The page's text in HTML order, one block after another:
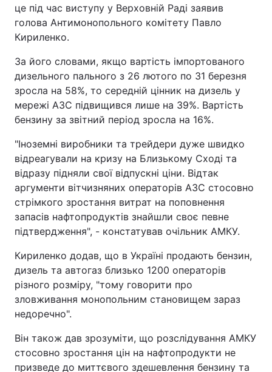
це під час виступу у Верховній Раді заявив
голова Антимонопольного комітету Павло
Кириленко.
За його словами, якщо вартість імпортованого
дизельного пального з 26 лютого по 31 березня
зросла на 58%, то середній цінник на дизель у
мережі АЗС підвищився лише на 39%. Вартість
бензину за звітний період зросла на 16%.
"Іноземні виробники та трейдери дуже швидко
відреагували на кризу на Близькому Сході та
відразу підняли свої відпускні ціни. Відтак
аргументи вітчизняних операторів АЗС стосовно
стрімкого зростання витрат на поповнення
запасів нафтопродуктів знайшли своє певне
підтвердження", - констатував очільник АМКУ.
Кириленко додав, що в Україні продають бензин,
дизель та автогаз близько 1200 операторів
різного розміру, "тому говорити про
зловживання монопольним становищем зараз
недоречно".
Він також дав зрозуміти, що розслідування АМКУ
стосовно зростання цін на нафтопродукти не
призведе до миттєвого здешевлення бензину та